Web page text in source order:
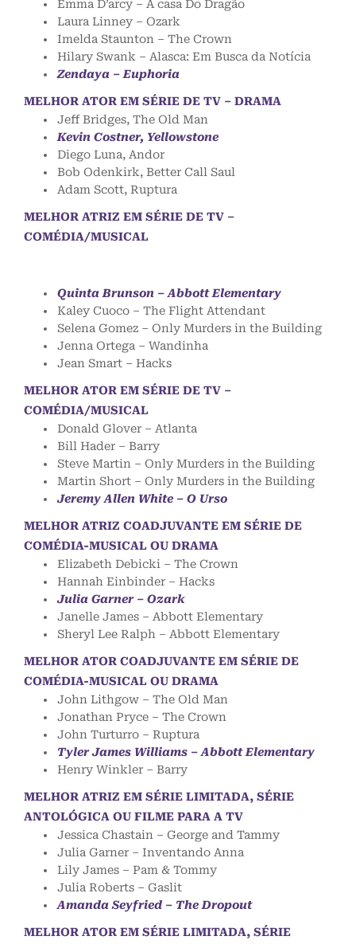
Emma D’arcy – A casa Do Dragão
Laura Linney – Ozark
Imelda Staunton – The Crown
Hilary Swank – Alasca: Em Busca da Notícia
Zendaya – Euphoria
MELHOR ATOR EM SÉRIE DE TV – DRAMA
Jeff Bridges, The Old Man
Kevin Costner, Yellowstone
Diego Luna, Andor
Bob Odenkirk, Better Call Saul
Adam Scott, Ruptura
MELHOR ATRIZ EM SÉRIE DE TV –
COMÉDIA/MUSICAL
Quinta Brunson – Abbott Elementary
Kaley Cuoco – The Flight Attendant
Selena Gomez – Only Murders in the Building
Jenna Ortega – Wandinha
Jean Smart – Hacks
MELHOR ATOR EM SÉRIE DE TV –
COMÉDIA/MUSICAL
Donald Glover – Atlanta
Bill Hader – Barry
Steve Martin – Only Murders in the Building
Martin Short – Only Murders in the Building
Jeremy Allen White – O Urso
MELHOR ATRIZ COADJUVANTE EM SÉRIE DE
COMÉDIA-MUSICAL OU DRAMA
Elizabeth Debicki – The Crown
Hannah Einbinder – Hacks
Julia Garner – Ozark
Janelle James – Abbott Elementary
Sheryl Lee Ralph – Abbott Elementary
MELHOR ATOR COADJUVANTE EM SÉRIE DE
COMÉDIA-MUSICAL OU DRAMA
John Lithgow – The Old Man
Jonathan Pryce – The Crown
John Turturro – Ruptura
Tyler James Williams – Abbott Elementary
Henry Winkler – Barry
MELHOR ATRIZ EM SÉRIE LIMITADA, SÉRIE
ANTOLÓGICA OU FILME PARA A TV
Jessica Chastain – George and Tammy
Julia Garner – Inventando Anna
Lily James – Pam & Tommy
Julia Roberts – Gaslit
Amanda Seyfried – The Dropout
MELHOR ATOR EM SÉRIE LIMITADA, SÉRIE